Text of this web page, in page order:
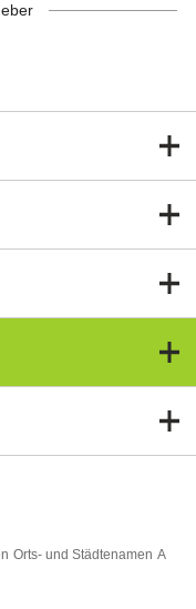
Orts- und Städtenamen A